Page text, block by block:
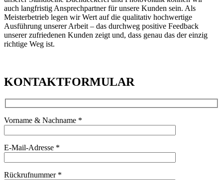
auch langfristig Ansprechpartner für unsere Kunden sein. Als
Meisterbetrieb legen wir Wert auf die qualitativ hochwertige
Ausführung unserer Arbeit – das durchweg positive Feedback
unserer zufriedenen Kunden zeigt und, dass genau das der einzig
richtige Weg ist.
KONTAKTFORMULAR
Vorname & Nachname *
E-Mail-Adresse *
Rückrufnummer *